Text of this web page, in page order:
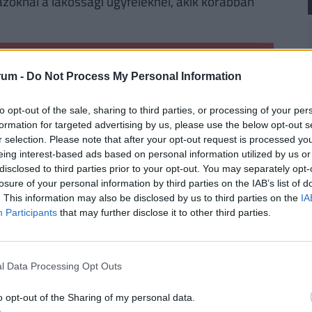
- Do Not Process My Personal Information
opt-out of the sale, sharing to third parties, or processing of your
for targeted advertising by us, please use the below opt-out
selection. Please note that after your opt-out request is processed
interest-based ads based on personal information utilized by us
to third parties prior to your opt-out. You may separately
of your personal information by third parties on the IAB’s list of
This information may also be disclosed by us to third parties on the
Participants that may further disclose it to other third parties.
Data Processing Opt Outs
opt-out of the Sharing of my personal data.
ellenőrzés során vették észre a
számlák egy részénél nem sikerült
esetek rendezését azóta megkezdték.
VAN OLCSÓ MEGOLDÁS!
30 000 000 forintot 20 éves futamidőre már
törlesztővel fel lehet venniaK&H Banknál.De
sem:
Banknál 7,02%.Érdemes még megnézni
kalkulációt végezni, saját preferenciáink
keresd fel a